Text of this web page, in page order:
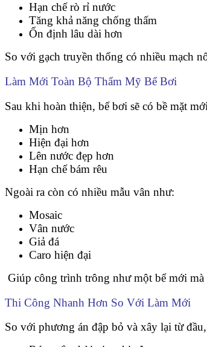
Hạn chế rò rỉ nước
Tăng khả năng chống thấm
Ổn định lâu dài hơn
So với gạch truyền thống có nhiều mạch
Làm Mới Toàn Bộ Thẩm Mỹ Bể Bơi
Sau khi hoàn thiện, bể bơi sẽ có bề mặt
Mịn hơn
Hiện đại hơn
Lên nước đẹp hơn
Hạn chế bám rêu
Ngoài ra còn có nhiều mẫu vân như:
Mosaic
Vân nước
Giả đá
Caro hiện đại
Giúp công trình trông như một bể mới
Thi Công Nhanh Hơn So Với Làm Mới
So với phương án đập bỏ và xây lại từ